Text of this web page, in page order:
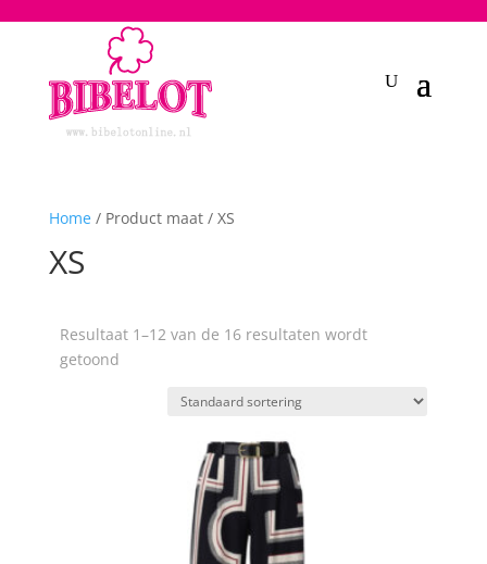
Home/ Product maat / XS
XS
Resultaat 1–12 van de 16 resultaten wordt
getoond